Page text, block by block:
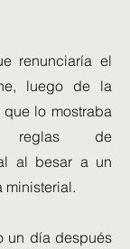
renunciaría el
luego de la
lo mostraba
reglas de
al besar a un
ministerial.
un día después